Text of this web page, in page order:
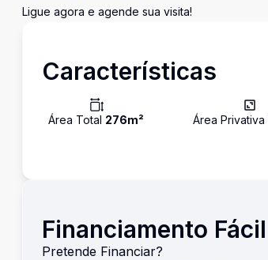
Ligue agora e agende sua visita!
Características
Área Total 276m² Área Privativa
Financiamento Fácil
Pretende Financiar?